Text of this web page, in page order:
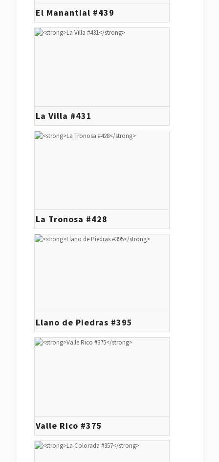
El Manantial #439
La Villa #431
La Tronosa #428
Llano de Piedras #395
Valle Rico #375